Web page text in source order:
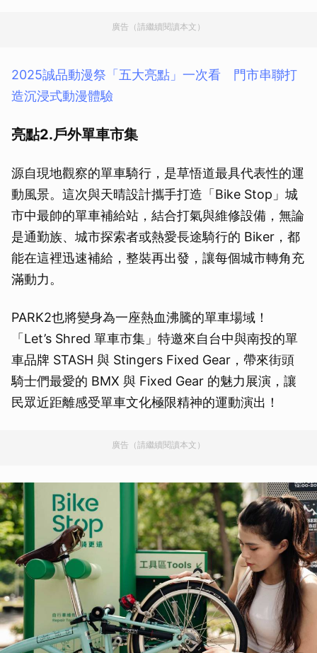
廣告（請繼續閱讀本文）
2025誠品動漫祭「五大亮點」一次看 門市串聯打
造沉浸式動漫體驗
亮點2.戶外單車市集
源自現地觀察的單車騎行，是草悟道最具代表性的運
動風景。這次與天晴設計攜手打造「Bike Stop」城
市中最帥的單車補給站，結合打氣與維修設備，無論
是通勤族、城市探索者或熱愛長途騎行的 Biker，都
能在這裡迅速補給，整裝再出發，讓每個城市轉角充
滿動力。
PARK2也將變身為一座熱血沸騰的單車場域！
「Let’s Shred 單車市集」特邀來自台中與南投的單
車品牌 STASH 與 Stingers Fixed Gear，帶來街頭
騎士們最愛的 BMX 與 Fixed Gear 的魅力展演，讓
民眾近距離感受單車文化極限精神的運動演出！
廣告（請繼續閱讀本文）